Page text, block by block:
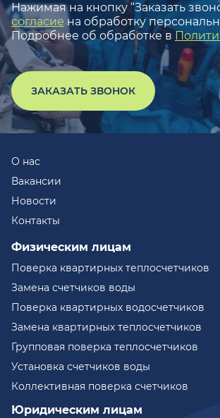
Нажимая на кнопку “Заказать
согласие на обработку
Подробнее об обработке в
ЗАКАЗАТЬ ЗВОНОК
О нас
Вакансии
Новости
Контакты
Физическим лицам
Поверка квартирных теплосчетчиков
Замена счетчиков воды
Поверка квартирных водосчетчиков
Замена квартирных теплосчетчиков
Групповая поверка теплосчетчиков
Установка счетчиков воды
Коллективная поверка счетчиков
Юридическим лицам